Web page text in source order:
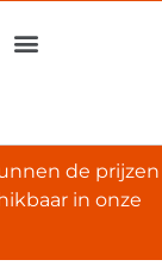
de prijzen
in onze